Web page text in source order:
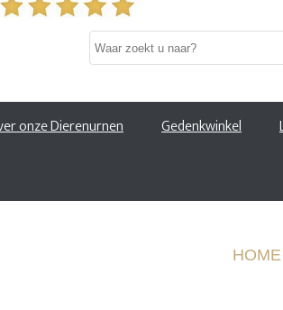
onze Dierenurnen Gedenkwinkel
HOME